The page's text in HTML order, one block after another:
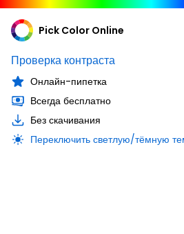
Pick Color Online
Проверка контраста
Онлайн-пипетка
Всегда бесплатно
Без скачивания
Переключить светлую/тёмную